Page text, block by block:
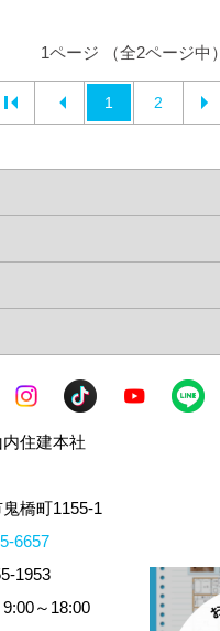
1ページ （全2ページ中）
1 2
住建本社
鬼橋町1155-1
6657
1953
9:00～18:00